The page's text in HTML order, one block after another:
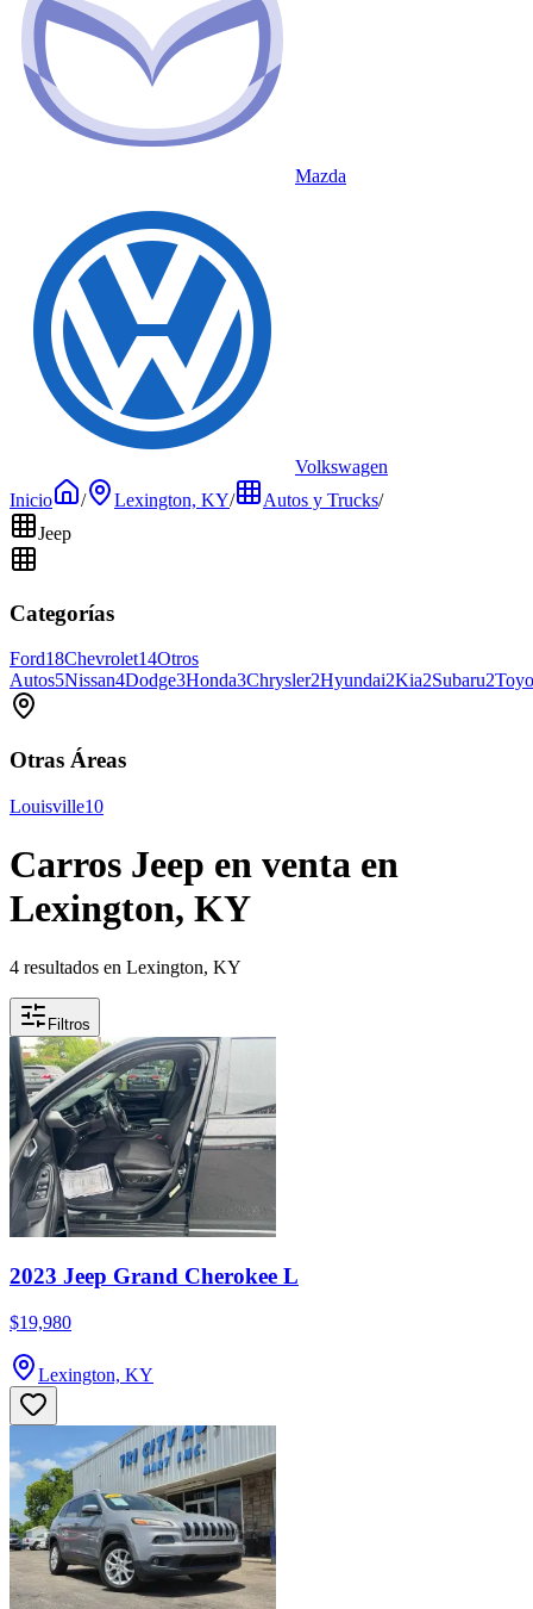
Mazda
Volkswagen
Inicio
/ Lexington, KY/ Autos y Trucks/
Jeep
Categorías
Ford18Chevrolet14Otros
Autos5Nissan4Dodge3Honda3Chrysler2Hyundai2Kia2Subaru2
Otras Áreas
Louisville10
Carros Jeep en venta en
Lexington, KY
4 resultados en Lexington, KY
Filtros
2023 Jeep Grand Cherokee L
$19,980
Lexington, KY